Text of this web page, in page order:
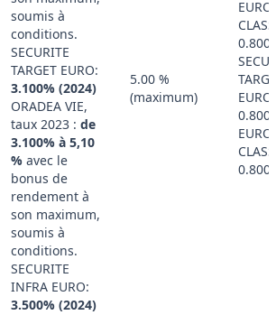
soumis à
conditions.
SECURITE
TARGET EURO:
3.100% (2024)
ORADEA VIE,
taux 2023 : de
3.100% à 5,10
% avec le
bonus de
rendement à
son maximum,
soumis à
conditions.
SECURITE
INFRA EURO:
3.500% (2024)
5.00 %
(maximum)
EURO
EURO:
EURO